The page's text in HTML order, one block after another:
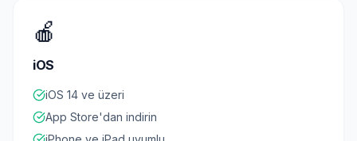
🍎
iOS
iOS 14 ve üzeri
App Store'dan indirin